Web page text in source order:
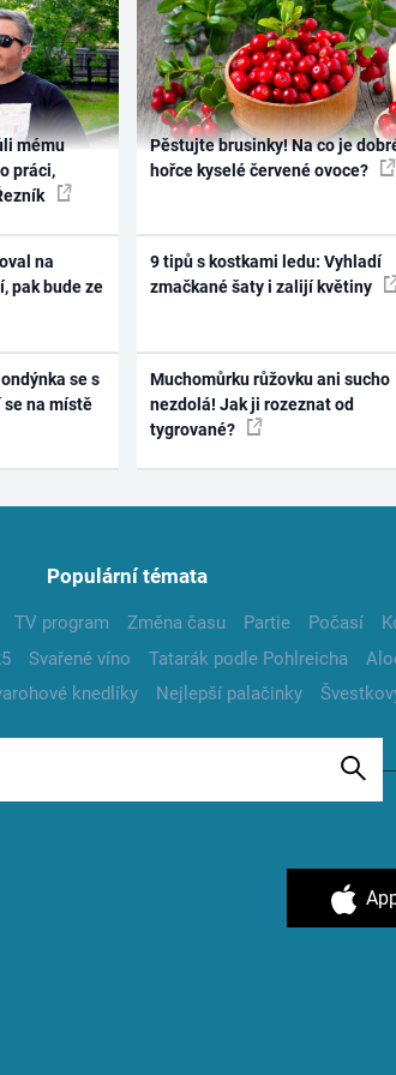
mému
práci,
na
pak bude ze
se s
se na místě
Pěstujte brusinky! Na co je
hořce kyselé červené ovoce?
9 tipů s kostkami ledu: Vyhladí
zmačkané šaty i zalijí květiny
Muchomůrku růžovku ani sucho
nezdolá! Jak ji rozeznat od
tygrované?
Populární témata
TV program Změna času Partie Počasí
Svařené víno Tatarák podle Pohlreicha
knedlíky Nejlepší palačinky